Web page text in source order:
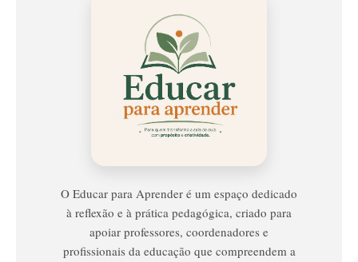
Educar
Para
O Educar para Aprender é um espaço dedicado
à reflexão e à prática pedagógica, criado para
apoiar professores, coordenadores e
profissionais da educação que compreendem a